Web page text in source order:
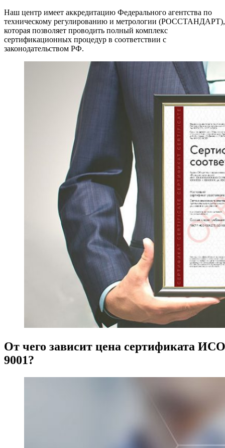
Наш центр имеет аккредитацию Федерального агентства по
техническому регулированию и метрологии (РОССТАНДАРТ),
которая позволяет проводить полный комплекс
сертификационных процедур в соответствии с
законодательством РФ.
От чего зависит цена сертификата ИСО
9001?